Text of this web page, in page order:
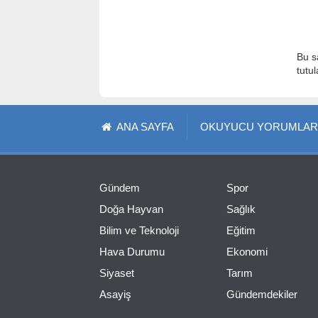
Bu
ANA SAYFA OKUYUCU
Gündem
Doğa Hayvan
Bilim ve Teknoloji
Hava Durumu
Siyaset
Asayiş
Spor
Sağlık
Eğitim
Ekonomi
Tarım
Gündemdekiler